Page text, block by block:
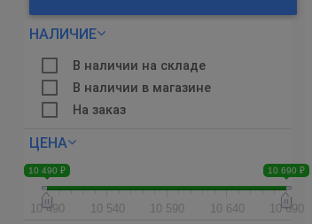
НАЛИЧИЕ
В наличии на складе
В наличии в магазине
На заказ
ЦЕНА
10 490 ₽ 10 690 ₽
10 490 10 540 10 590 10 640 10 690